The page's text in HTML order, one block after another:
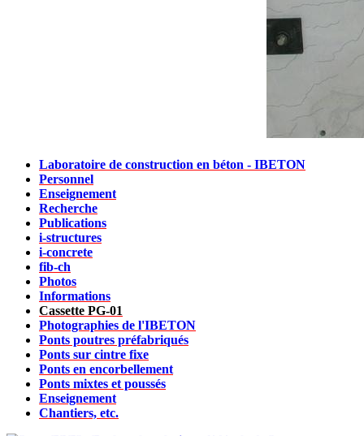
Laboratoire de construction en béton - IBETON
Personnel
Enseignement
Recherche
Publications
i-structures
i-concrete
fib-ch
Photos
Informations
Cassette PG-01
Photographies de l'IBETON
Ponts poutres préfabriqués
Ponts sur cintre fixe
Ponts en encorbellement
Ponts mixtes et poussés
Enseignement
Chantiers, etc.